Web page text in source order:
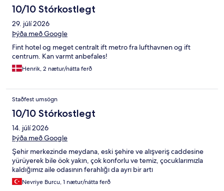
10/10 Stórkostlegt
29. júlí 2026
Þýða með Google
Fint hotel og meget centralt ift metro fra lufthavnen og ift
centrum. Kan varmt anbefales!
Henrik, 2 nætur/nátta ferð
Staðfest umsögn
10/10 Stórkostlegt
14. júlí 2026
Þýða með Google
Şehir merkezinde meydana, eski şehire ve alışveriş caddesine
yürüyerek bile öok yakın, çok konforlu ve temiz, çocuklarımızla
kaldığımız aile odasının ferahlığı da ayrı bir artı
Nevriye Burcu, 1 nætur/nátta ferð